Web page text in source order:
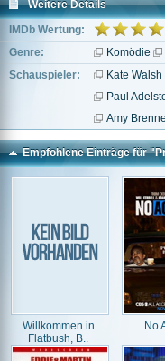
Weitere Details
IMDb Wertung:
Genre:
Komödie
Schauspieler:
Kate Walsh
Paul
Amy
Empfohlene Einträge für
Willkommen in
Flatbush, B..
No